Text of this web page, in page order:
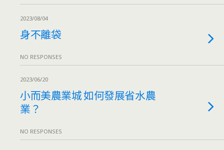
2023/08/04
身不離袋
NO RESPONSES
2023/06/20
小而美農業城 如何發展省水農
業？
NO RESPONSES